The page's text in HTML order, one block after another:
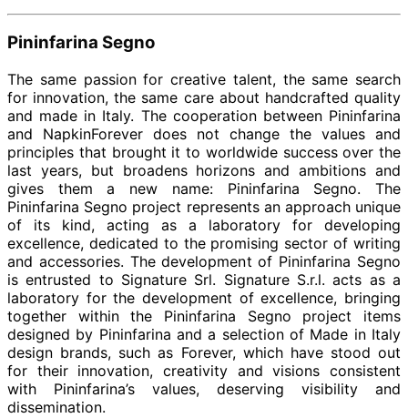
Pininfarina Segno
The same passion for creative talent, the same search
for innovation, the same care about handcrafted quality
and made in Italy. The cooperation between Pininfarina
and NapkinForever does not change the values and
principles that brought it to worldwide success over the
last years, but broadens horizons and ambitions and
gives them a new name: Pininfarina Segno. The
Pininfarina Segno project represents an approach unique
of its kind, acting as a laboratory for developing
excellence, dedicated to the promising sector of writing
and accessories. The development of Pininfarina Segno
is entrusted to Signature Srl. Signature S.r.l. acts as a
laboratory for the development of excellence, bringing
together within the Pininfarina Segno project items
designed by Pininfarina and a selection of Made in Italy
design brands, such as Forever, which have stood out
for their innovation, creativity and visions consistent
with Pininfarina’s values, deserving visibility and
dissemination.